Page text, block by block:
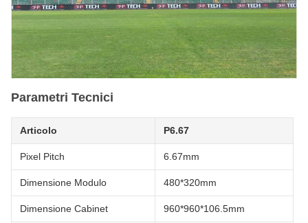
Parametri Tecnici
Articolo P6.67
Pixel Pitch 6.67mm
Dimensione Modulo 480*320mm
Dimensione Cabinet 960*960*106.5mm